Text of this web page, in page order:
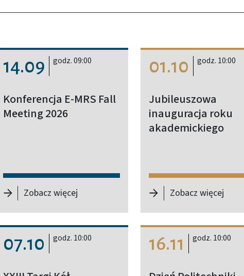
Konferencja Naukowo-Techniczna „Systemy Logistyczne
14.09 godz. 09:00
Konferencja E-MRS Fall
Meeting 2026
Zobacz więcej Konferencja E-MRS Fall Meeting 2026
01.10 godz. 10:00
Jubileuszowa
inauguracja roku
akademickiego
Zobacz więcej-
07.10 godz. 10:00 16.11 godz. 10:00